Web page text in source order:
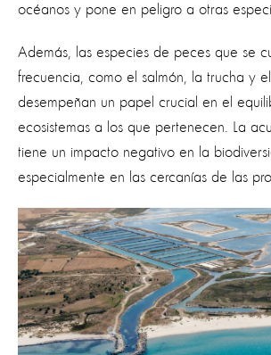
océanos y pone en peligro a otras
Además, las especies de peces que se
frecuencia, como el salmón, la trucha y
desempeñan un papel crucial en el
ecosistemas a los que pertenecen. La
tiene un impacto negativo en la
especialmente en las cercanías de las